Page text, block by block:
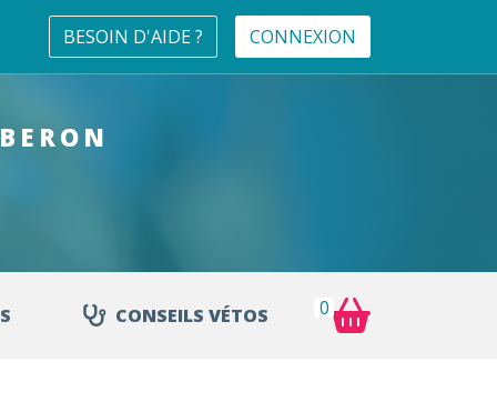
BESOIN D'AIDE ? CONNEXION
CONSEILS VÉTOS 0